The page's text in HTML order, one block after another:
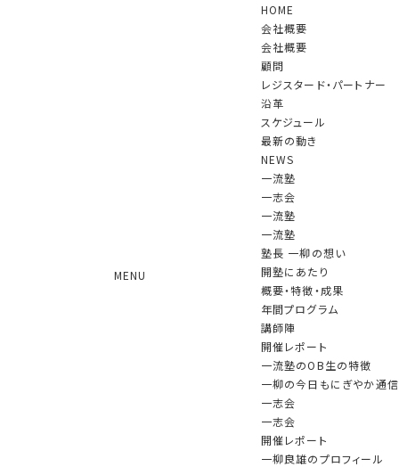
MENU
HOME
会社概要
会社概要
顧問
レジスタード・パートナー
沿革
スケジュール
最新の動き
NEWS
一流塾
一志会
一流塾
一流塾
塾長 一柳の想い
開塾にあたり
概要・特徴・成果
年間プログラム
講師陣
開催レポート
一流塾のOB生の特徴
一柳の今日もにぎやか通信
一志会
一志会
開催レポート
一柳良雄のプロフィール
あけましておめでとうございます
2025.01.06 更新